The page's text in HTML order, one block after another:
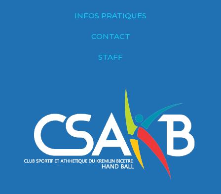
INFOS PRATIQUES
CONTACT
STAFF